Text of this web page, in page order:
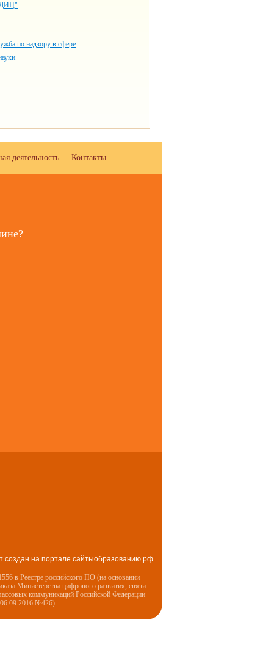
по надзору в сфере
деятельность Контакты
создан на портале сайтыобразованию.рф
в Реестре российского ПО (на основании
Министерства цифрового развития, связи
коммуникаций Российской Федерации
№426)